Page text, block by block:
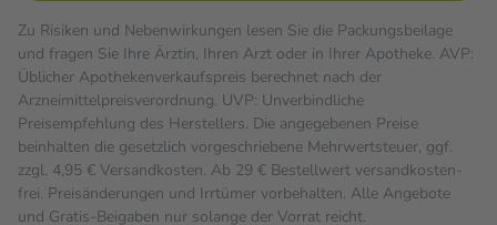
Zu Risiken und Nebenwirkungen lesen Sie die Packungsbeilage
und fragen Sie Ihre Ärztin, Ihren Arzt oder in Ihrer Apotheke. AVP:
Üblicher Apothekenverkaufspreis berechnet nach der
Arzneimittelpreisverordnung. UVP: Unverbindliche
Preisempfehlung des Herstellers. Die angegebenen Preise
beinhalten die gesetzlich vorgeschriebene Mehrwertsteuer, ggf.
zzgl. 4,95 € Versandkosten. Ab 29 € Bestell­wert versand­kosten­
frei. Preisänderungen und Irrtümer vorbehalten. Alle Angebote
und Gratis-Beigaben nur solange der Vorrat reicht.